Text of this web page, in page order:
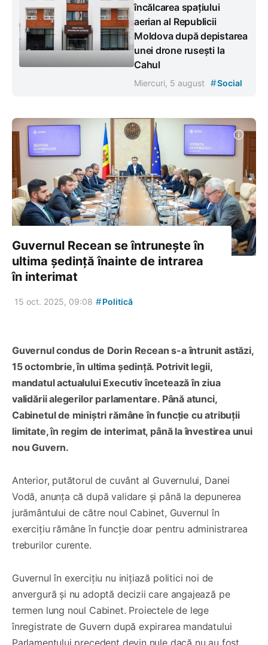
încălcarea spațiului
aerian al Republicii
Moldova după depistarea
unei drone rusești la
Cahul
Miercuri, 5 august #Social
Guvernul Recean se întrunește în
ultima ședință înainte de intrarea
în interimat
15 oct. 2025, 09:08 #Politică
Guvernul condus de Dorin Recean s-a întrunit astăzi,
15 octombrie, în ultima ședință. Potrivit legii,
mandatul actualului Executiv încetează în ziua
validării alegerilor parlamentare. Până atunci,
Cabinetul de miniștri rămâne în funcție cu atribuții
limitate, în regim de interimat, până la învestirea unui
nou Guvern.
Anterior, putătorul de cuvânt al Guvernului, Danei
Vodă, anunța că după validare și până la depunerea
jurământului de către noul Cabinet, Guvernul în
exercițiu rămâne în funcție doar pentru administrarea
treburilor curente.
Guvernul în exercițiu nu inițiază politici noi de
anvergură și nu adoptă decizii care angajează pe
termen lung noul Cabinet. Proiectele de lege
înregistrate de Guvern după expirarea mandatului
Parlamentului precedent devin nule dacă nu au fost